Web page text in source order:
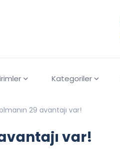
Kategoriler
29 avantajı var!
var!